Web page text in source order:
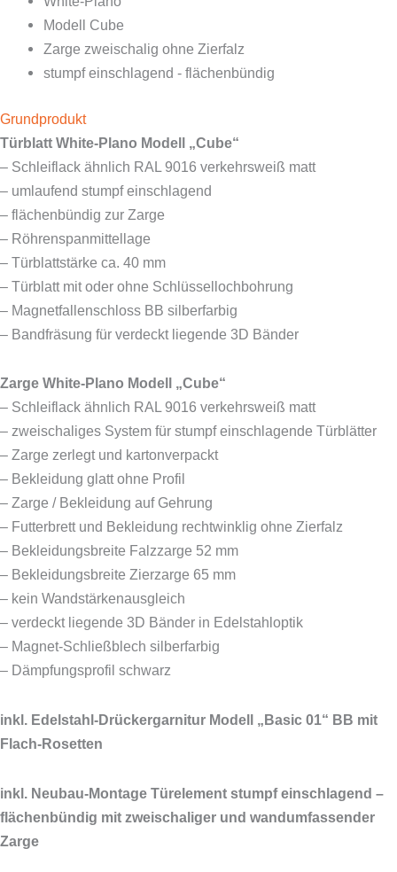
Modell Cube
Zarge zweischalig ohne Zierfalz
stumpf einschlagend - flächenbündig
Grundprodukt
Türblatt White-Plano Modell „Cube“
– Schleiflack ähnlich RAL 9016 verkehrsweiß matt
– umlaufend stumpf einschlagend
– flächenbündig zur Zarge
– Röhrenspanmittellage
– Türblattstärke ca. 40 mm
– Türblatt mit oder ohne Schlüssellochbohrung
– Magnetfallenschloss BB silberfarbig
– Bandfräsung für verdeckt liegende 3D Bänder
Zarge White-Plano Modell „Cube“
– Schleiflack ähnlich RAL 9016 verkehrsweiß matt
– zweischaliges System für stumpf einschlagende Türblätter
– Zarge zerlegt und kartonverpackt
– Bekleidung glatt ohne Profil
– Zarge / Bekleidung auf Gehrung
– Futterbrett und Bekleidung rechtwinklig ohne Zierfalz
– Bekleidungsbreite Falzzarge 52 mm
– Bekleidungsbreite Zierzarge 65 mm
– kein Wandstärkenausgleich
– verdeckt liegende 3D Bänder in Edelstahloptik
– Magnet-Schließblech silberfarbig
– Dämpfungsprofil schwarz
inkl. Edelstahl-Drückergarnitur Modell „Basic 01“ BB mit
Flach-Rosetten
inkl. Neubau-Montage Türelement stumpf einschlagend –
flächenbündig mit zweischaliger und wandumfassender
Zarge